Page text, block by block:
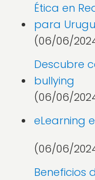
Ética en
para
(06/06/
Descubre
bullying
(06/06/
eLearning
(06/06/
Beneficios